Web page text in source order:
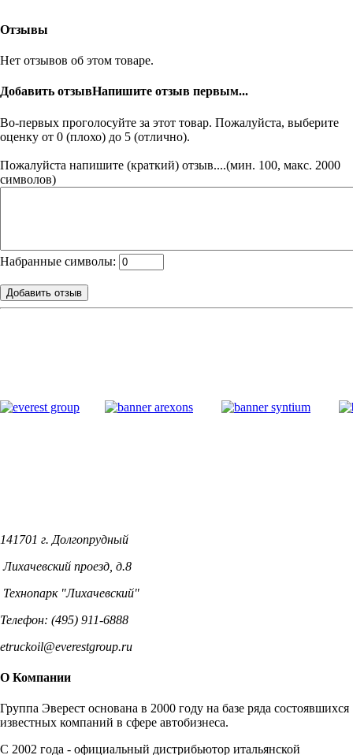
Отзывы
Нет отзывов об этом товаре.
Добавить отзывНапишите отзыв первым...
Во-первых проголосуйте за этот товар. Пожалуйста, выберите
оценку от 0 (плохо) до 5 (отлично).
Пожалуйста напишите (краткий) отзыв....(мин. 100, макс. 2000
символов)
Набранные символы:
141701 г. Долгопрудный
Лихачевский проезд, д.8
Технопарк "Лихачевский"
Телефон: (495) 911-6888
etruckoil@everestgroup.ru
О Компании
Группа Эверест основана в 2000 году на базе ряда состоявшихся
известных компаний в сфере автобизнеса.
C 2002 года - официальный дистрибьютор итальянской